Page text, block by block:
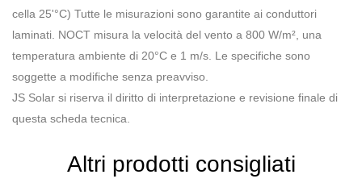
cella 25'°C) Tutte le misurazioni sono garantite ai conduttori
laminati. NOCT misura la velocità del vento a 800 W/m², una
temperatura ambiente di 20°C e 1 m/s. Le specifiche sono
soggette a modifiche senza preavviso.
JS Solar si riserva il diritto di interpretazione e revisione finale di
questa scheda tecnica.
Altri prodotti consigliati